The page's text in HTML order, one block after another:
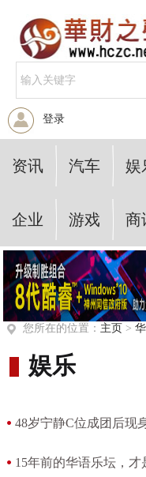
登录
资讯 汽车 娱
企业 游戏 商
您所在的位置： 主页 >
娱乐
48岁宁静C位成团后现
15年前的华语乐坛，才